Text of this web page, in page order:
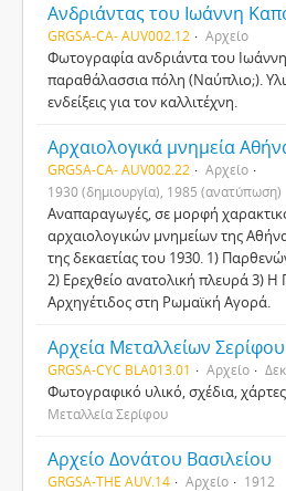
GRGSA-CA- AUV002.12 Αρχείο
Φωτογραφία ανδριάντα του
παραθάλασσια πόλη (Ναύπλιο;).
ενδείξεις για τον καλλιτέχνη.
Αρχαιολογικά μνημεία
GRGSA-CA- AUV002.22
Αρχείο
1930 (δημιουργία), 1985 (ανατύπωση)
Αναπαραγωγές, σε μορφή
αρχαιολογικών μνημείων της
της δεκαετίας του 1930. 1)
2) Ερεχθείο ανατολική πλευρά 3)
Αρχηγέτιδος στη Ρωμαϊκή Αγορά.
Αρχεία Μεταλλείων Σερίφου
GRGSA-CYC BLA013.01 Αρχείο
Φωτογραφικό υλικό, σχέδια,
Μεταλλεία Σερίφου
Αρχείο Δονάτου Βασιλείου
GRGSA-THE AUV.14 Αρχείο 1912